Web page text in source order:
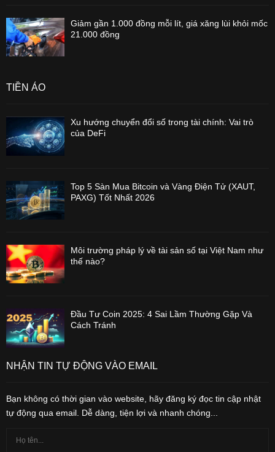
Giảm gần 1.000 đồng mỗi lít, giá xăng lùi khỏi mốc
21.000 đồng
TIỀN ẢO
Xu hướng chuyển đổi số trong tài chính: Vai trò
của DeFi
Top 5 Sàn Mua Bitcoin và Vàng Điện Tử (XAUT,
PAXG) Tốt Nhất 2026
Môi trường pháp lý về tài sản số tại Việt Nam như
thế nào?
Đầu Tư Coin 2025: 4 Sai Lầm Thường Gặp Và
Cách Tránh
NHẬN TIN TỰ ĐỘNG VÀO EMAIL
Bạn không có thời gian vào website, hãy đăng ký đọc tin cập nhật
tự động qua email. Dễ dàng, tiện lợi và nhanh chóng...